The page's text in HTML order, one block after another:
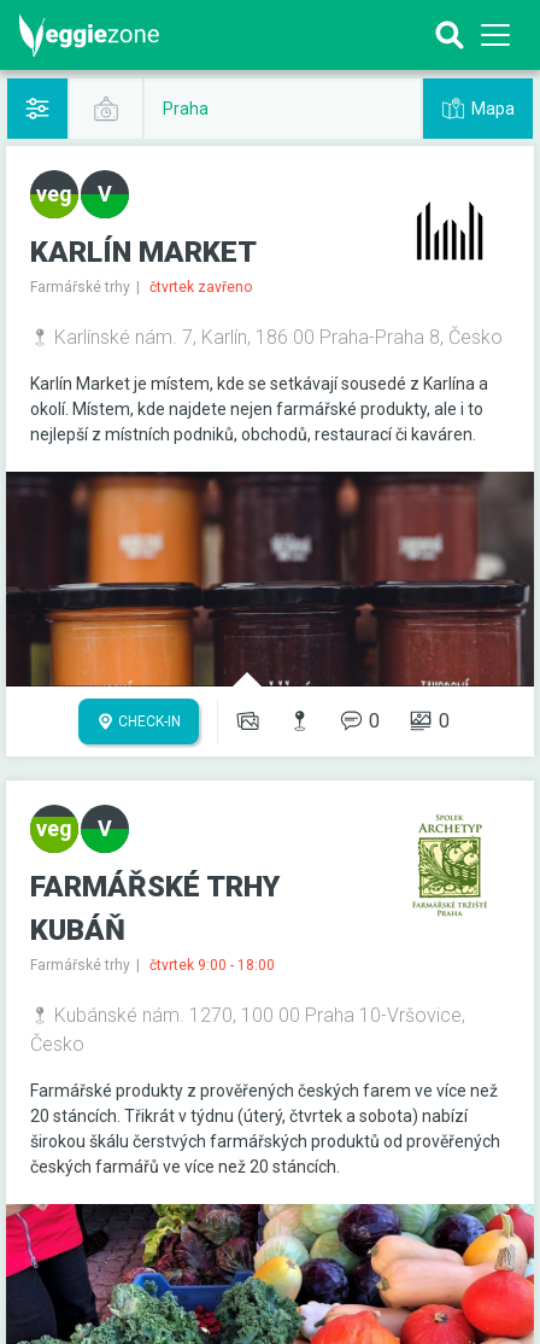
Praha Mapa
KARLÍN MARKET
Farmářské trhy čtvrtek zavřeno
Karlínské nám. 7, Karlín, 186 00 Praha-Praha 8, Česko
Karlín Market je místem, kde se setkávají sousedé z Karlína a
okolí. Místem, kde najdete nejen farmářské produkty, ale i to
nejlepší z místních podniků, obchodů, restaurací či kaváren.
CHECK-IN 0 0
FARMÁŘSKÉ TRHY
KUBÁŇ
Farmářské trhy čtvrtek 9:00 - 18:00
Kubánské nám. 1270, 100 00 Praha 10-Vršovice,
Česko
Farmářské produkty z prověřených českých farem ve více než
20 stáncích. Třikrát v týdnu (úterý, čtvrtek a sobota) nabízí
širokou škálu čerstvých farmářských produktů od prověřených
českých farmářů ve více než 20 stáncích.